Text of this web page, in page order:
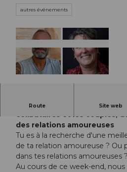
autres événements
Route Site web
Pour les femmes et les
célibataires et les couples,
des relations amoureuses
Tu es à la recherche d'une
de ta relation amoureuse ? Ou
dans tes relations amoureuses ?
Au cours de ce week-end, nous